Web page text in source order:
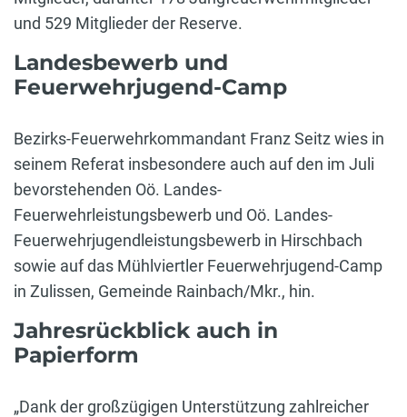
und 529 Mitglieder der Reserve.
Landesbewerb und
Feuerwehrjugend-Camp
Bezirks-Feuerwehrkommandant Franz Seitz wies in
seinem Referat insbesondere auch auf den im Juli
bevorstehenden Oö. Landes-
Feuerwehrleistungsbewerb und Oö. Landes-
Feuerwehrjugendleistungsbewerb in Hirschbach
sowie auf das Mühlviertler Feuerwehrjugend-Camp
in Zulissen, Gemeinde Rainbach/Mkr., hin.
Jahresrückblick auch in
Papierform
„Dank der großzügigen Unterstützung zahlreicher